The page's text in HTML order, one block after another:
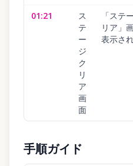
01:21
ス
テ
ー
ジ
ク
リ
ア
画
面
「ステ
リア」
表示され
手順ガイド